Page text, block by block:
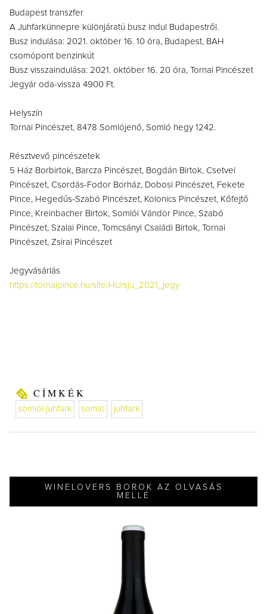
Budapest transzfer
A Juhfarkünnepre különjáratú busz indul Budapestről.
Busz indulása: 2021. október 16. 10 óra, Budapest, BAH
csomópont benzinkút
Busz visszaindulása: 2021. október 16. 20 óra, Tornai Pincészet
Jegyár oda-vissza 4900 Ft.
Helyszín
Tornai Pincészet, 8478 Somlójenő, Somló hegy 1242.
Résztvevő pincészetek
5 Ház Borbirtok, Barcza Pincészet, Bogdán Birtok, Csetvei
Pincészet, Csordás-Fodor Borház, Dobosi Pincészet, Fekete
Pince, Hegedűs-Szabó Pincészet, Kolonics Pincészet, Kőfejtő
Pince, Kreinbacher Birtok, Somlói Vándor Pince, Szabó
Pincészet, Szalai Pince, Tomcsányi Családi Birtok, Tornai
Pincészet, Zsirai Pincészet
Jegyvásárlás
https://tornaipince.hu/site/HU/sju_2021_jegy
CÍMKÉK
somlói juhfark somló juhfark
WINELOVERS BOROK AZ OLVASÁS
MELLÉ